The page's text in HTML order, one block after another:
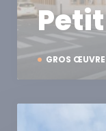
GROS ŒUVRE